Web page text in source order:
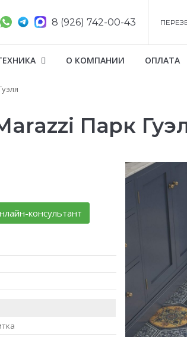
8 (926) 742-00-43
О КОМПАНИИ ОПЛАТА
Парк
консультант